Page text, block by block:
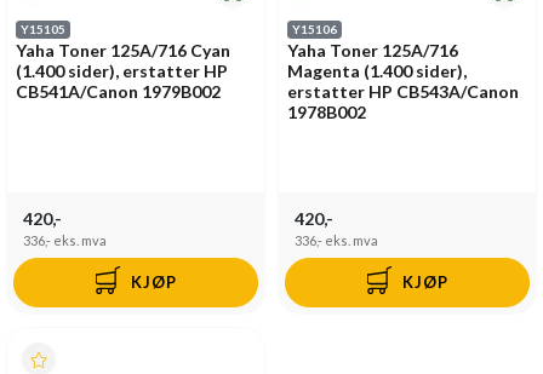
Y15105
Yaha Toner 125A/716 Cyan
(1.400 sider), erstatter HP
CB541A/Canon 1979B002
420,-
336,- eks. mva
KJØP
Y15106
Yaha Toner 125A/716
Magenta (1.400 sider),
erstatter HP CB543A/Canon
1978B002
420,-
336,- eks. mva
KJØP